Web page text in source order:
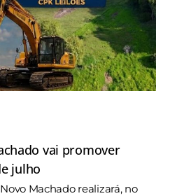
vai promover
julho
Machado realizará, no